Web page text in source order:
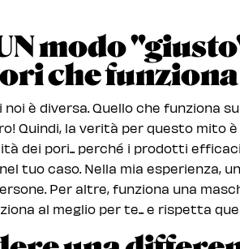
modo
che
noi è diversa. Quello che funziona
Quindi, la verità per questo mito è
dei pori... perché i prodotti
tuo caso. Nella mia esperienza,
Per altre, funziona una
al meglio per te... e rispetta